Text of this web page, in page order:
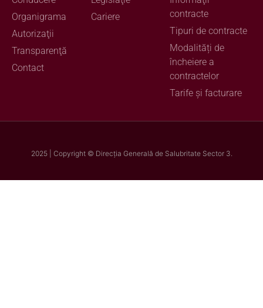
Organigrama
Autorizaţii
Transparenţă
Contact
Cariere
contracte
Tipuri de contracte
Modalități de
încheiere a
contractelor
Tarife și facturare
2025 | Copyright © Direcţia Generală de Salubritate Sector 3.